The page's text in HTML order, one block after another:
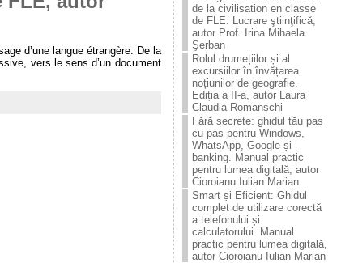
d’une langue étrangère. De la
vers le sens d’un document
de la civilisation en classe
de FLE. Lucrare ştiinţificǎ,
autor Prof. Irina Mihaela
Şerban
Rolul drumețiilor și al
excursiilor în învățarea
noțiunilor de geografie.
Ediția a II-a, autor Laura
Claudia Romanschi
Fără secrete: ghidul tău pas
cu pas pentru Windows,
WhatsApp, Google și
banking. Manual practic
pentru lumea digitală, autor
Cioroianu Iulian Marian
Smart și Eficient: Ghidul
complet de utilizare corectă
a telefonului și
calculatorului. Manual
practic pentru lumea digitală,
autor Cioroianu Iulian Marian